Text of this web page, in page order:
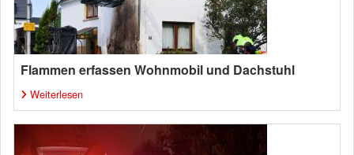
Flammen erfassen Wohnmobil und Dachstuhl
Weiterlesen